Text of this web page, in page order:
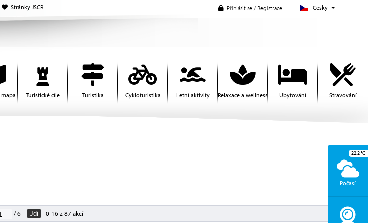
Česky
Přihlásit se / Registrace
Stránky JSCR
Turistické cíle Turistika Cykloturistika Letní aktivity Relaxace a wellness Ubytování Stravování
/ 6 Jdi 0-16 z 87 akcí
Počasí
22.2°C